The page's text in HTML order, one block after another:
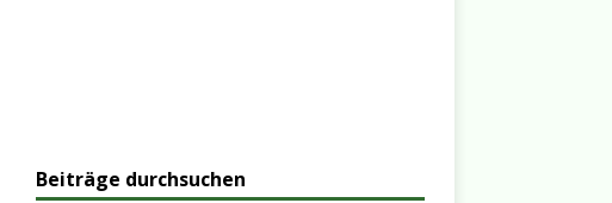
Beiträge durchsuchen